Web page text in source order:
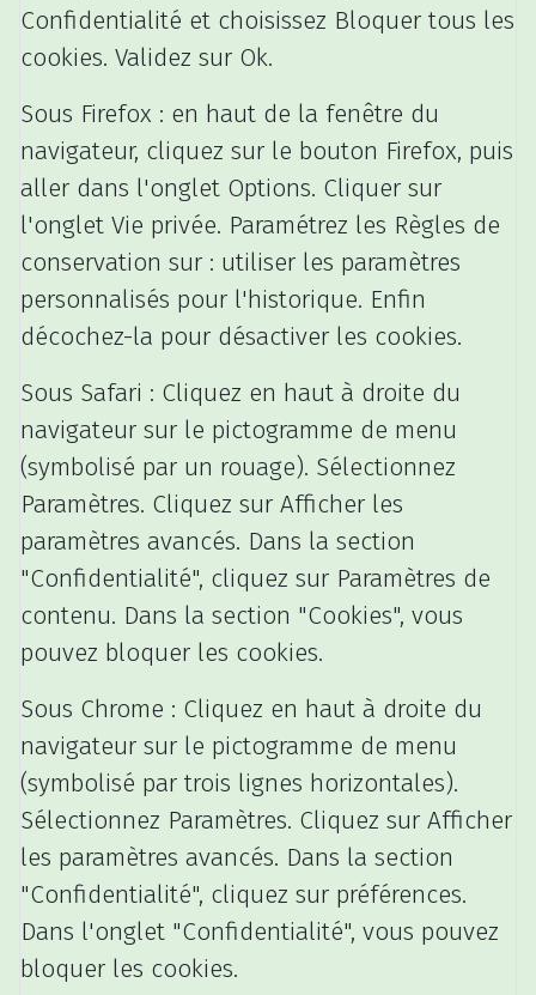
Confidentialité et choisissez Bloquer tous les
cookies. Validez sur Ok.
Sous Firefox : en haut de la fenêtre du
navigateur, cliquez sur le bouton Firefox, puis
aller dans l'onglet Options. Cliquer sur
l'onglet Vie privée. Paramétrez les Règles de
conservation sur : utiliser les paramètres
personnalisés pour l'historique. Enfin
décochez-la pour désactiver les cookies.
Sous Safari : Cliquez en haut à droite du
navigateur sur le pictogramme de menu
(symbolisé par un rouage). Sélectionnez
Paramètres. Cliquez sur Afficher les
paramètres avancés. Dans la section
"Confidentialité", cliquez sur Paramètres de
contenu. Dans la section "Cookies", vous
pouvez bloquer les cookies.
Sous Chrome : Cliquez en haut à droite du
navigateur sur le pictogramme de menu
(symbolisé par trois lignes horizontales).
Sélectionnez Paramètres. Cliquez sur Afficher
les paramètres avancés. Dans la section
"Confidentialité", cliquez sur préférences.
Dans l'onglet "Confidentialité", vous pouvez
bloquer les cookies.